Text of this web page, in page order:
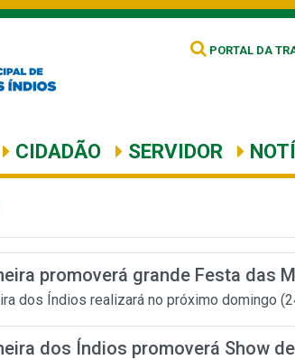
PORTAL DA
CIDADÃO SERVIDOR
promoverá grande Festa das
dos Índios realizará no próximo domingo
dos Índios promoverá Show